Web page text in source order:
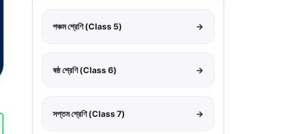
পঞ্চম শ্রেণি (Class 5) →
ষষ্ঠ শ্রেণি (Class 6) →
সপ্তম শ্রেণি (Class 7) →